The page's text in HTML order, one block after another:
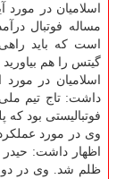
اسلامیان در مورد
است که باید
گیتس را هم بیاورید
اسلامیان در
داشت: تاج تیم
فوتبالیستی بود که
وی در مورد
اظهار داشت: حیدر
ظلم شد. وی در